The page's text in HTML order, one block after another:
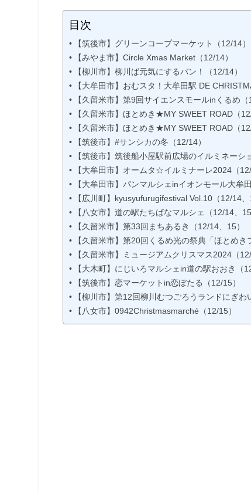
目次
【筑後市】グリーンコープマーケット（12/14）
【みやま市】Circle Xmas Market（12/14）
【柳川市】柳川ば元気にするバン！（12/14）
【大牟田市】おむスタ！大牟田駅 DE
【久留米市】第9回サイエンスモールinくるめ（
【久留米市】ほとめき★MY SWEET ROAD（12/
【久留米市】ほとめき★MY SWEET ROAD（12/
【筑後市】#サンシカの冬（12/14）
【筑後市】筑後船小屋駅前広場のイルミネーシ
【大牟田市】オームタ☆イルミナーレ2024（12/
【大牟田市】パンマルシェinイオンモール大牟
【広川町】kyusyufurugifestival Vol.10（12/14、
【八女市】道の駅たちばなマルシェ（12/14、15
【久留米市】第33回まちあるき（12/14、15）
【久留米市】第20回くるめ光の祭典「ほとめき
【久留米市】ミュージアムクリスマス2024（
【大木町】にじいろマルシェin道の駅おおき（
【筑後市】恋マーケットin恋ぼたる（12/15）
【柳川市】第12回柳川むつごろうランドにぎわ
【八女市】0942Christmasmarché（12/15）